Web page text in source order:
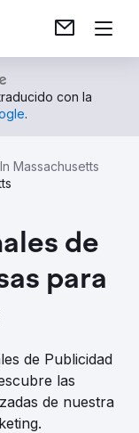
con la
.
Massachusetts
de
para
de Publicidad
las
de nuestra